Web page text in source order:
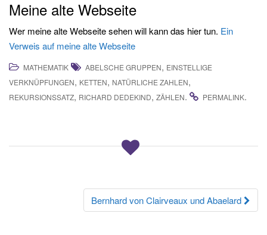
Meine alte Webseite
Wer meine alte Webseite sehen will kann das hier tun. Ein
Verweis auf meine alte Webseite
MATHEMATIK ABELSCHE GRUPPEN, EINSTELLIGE
VERKNÜPFUNGEN, KETTEN, NATÜRLICHE ZAHLEN,
REKURSIONSSATZ, RICHARD DEDEKIND, ZÄHLEN. PERMALINK.
Beitrags-Bernhard von Clairveaux und Abaelard